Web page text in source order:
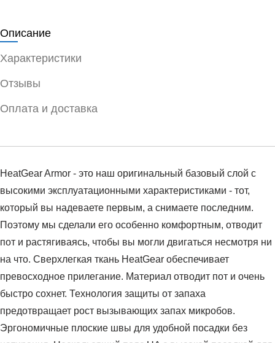
Описание
Характеристики
Отзывы
Оплата и доставка
HeatGear Armor - это наш оригинальный базовый слой с
высокими эксплуатационными характеристиками - тот,
который вы надеваете первым, а снимаете последним.
Поэтому мы сделали его особенно комфортным, отводит
пот и растягиваясь, чтобы вы могли двигаться несмотря ни
на что. Сверхлегкая ткань HeatGear обеспечивает
превосходное прилегание. Материал отводит пот и очень
быстро сохнет. Технология защиты от запаха
предотвращает рост вызывающих запах микробов.
Эргономичные плоские швы для удобной посадки без